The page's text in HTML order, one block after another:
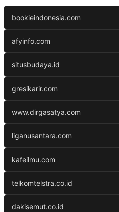
bookieindonesia.com
afyinfo.com
situsbudaya.id
gresikarir.com
www.dirgasatya.com
liganusantara.com
kafeilmu.com
telkomtelstra.co.id
dakisemut.co.id